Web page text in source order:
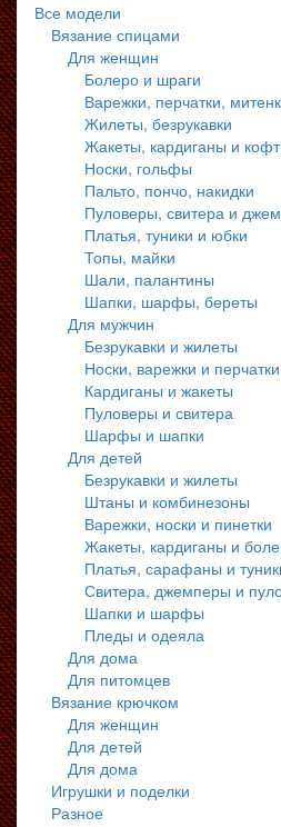
Все модели
Вязание спицами
Для женщин
Болеро и шраги
Варежки, перчатки,
Жилеты, безрукавки
Жакеты, кардиганы и
Носки, гольфы
Пальто, пончо, накидки
Пуловеры, свитера и
Платья, туники и юбки
Топы, майки
Шали, палантины
Шапки, шарфы, береты
Для мужчин
Безрукавки и жилеты
Носки, варежки и перчатки
Кардиганы и жакеты
Пуловеры и свитера
Шарфы и шапки
Для детей
Безрукавки и жилеты
Штаны и комбинезоны
Варежки, носки и пинетки
Жакеты, кардиганы и
Платья, сарафаны и
Свитера, джемперы и
Шапки и шарфы
Пледы и одеяла
Для дома
Для питомцев
Вязание крючком
Для женщин
Для детей
Для дома
Игрушки и поделки
Разное